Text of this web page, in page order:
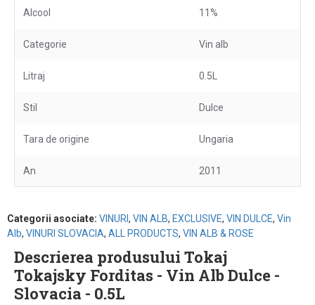
Alcool 11%
Categorie Vin alb
Litraj 0.5L
Stil Dulce
Tara de origine Ungaria
An 2011
Categorii asociate: VINURI, VIN ALB, EXCLUSIVE, VIN DULCE, Vin
Alb, VINURI SLOVACIA, ALL PRODUCTS, VIN ALB & ROSE
Descrierea produsului Tokaj
Tokajsky Forditas - Vin Alb Dulce -
Slovacia - 0.5L